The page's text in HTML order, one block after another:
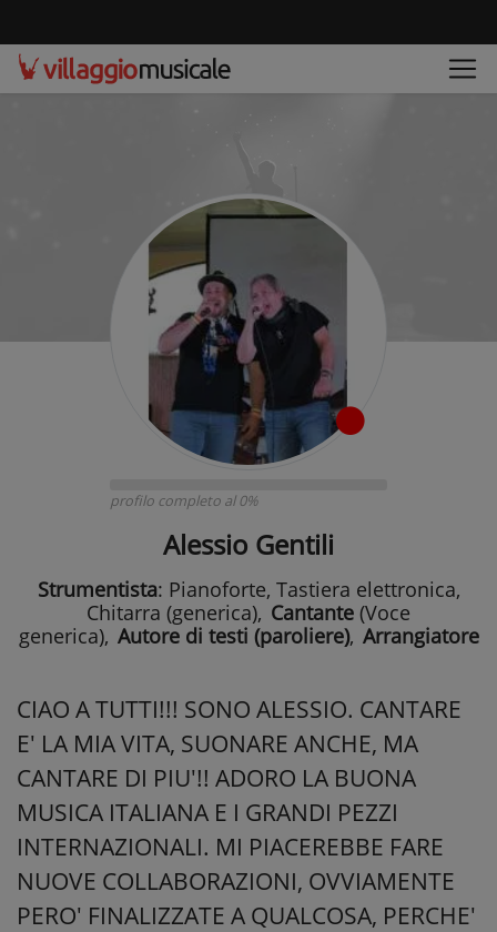
profilo completo al 0%
Alessio Gentili
Strumentista: Pianoforte, Tastiera elettronica,
Chitarra (generica), Cantante (Voce
generica), Autore di testi (paroliere), Arrangiatore
CIAO A TUTTI!!! SONO ALESSIO. CANTARE
E' LA MIA VITA, SUONARE ANCHE, MA
CANTARE DI PIU'!! ADORO LA BUONA
MUSICA ITALIANA E I GRANDI PEZZI
INTERNAZIONALI. MI PIACEREBBE FARE
NUOVE COLLABORAZIONI, OVVIAMENTE
PERO' FINALIZZATE A QUALCOSA, PERCHE'